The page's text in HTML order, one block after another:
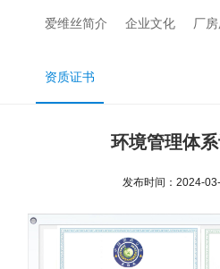
爱维丝简介 企业文化 厂
资质证书
环境管理体
发布时间：2024-